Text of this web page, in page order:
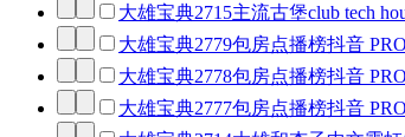
大雄宝典2715主流古堡club tech
大雄宝典2779包房点播榜抖音
大雄宝典2778包房点播榜抖音
大雄宝典2777包房点播榜抖音